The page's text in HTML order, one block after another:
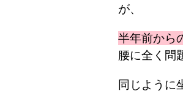
が、
半年前から
腰に全く問
同じように